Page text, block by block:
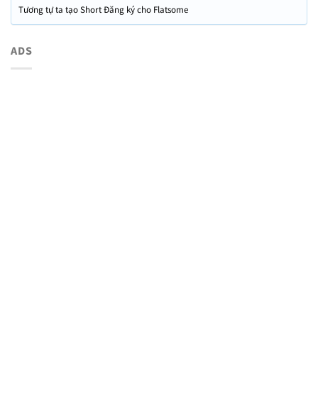
Tương tự ta tạo Short Đăng ký cho Flatsome
ADS